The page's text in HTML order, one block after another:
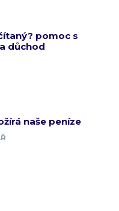
pomoc s
důchod
naše peníze